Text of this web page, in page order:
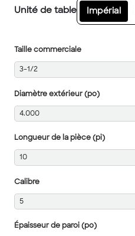
Unité de table Impérial
Taille commerciale
3-1/2
Diamètre extérieur (po)
4.000
Longueur de la pièce (pi)
10
Calibre
5
Épaisseur de paroi (po)